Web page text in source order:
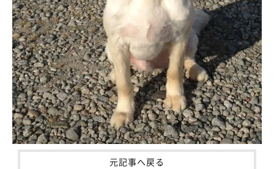
元記事へ戻る